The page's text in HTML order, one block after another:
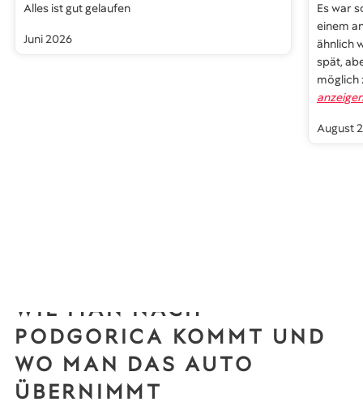
Alles ist gut gelaufen
Juni 2026
Es war
einem
ähnlich
spät,
möglich
anzeigen
August
WIE MAN NACH
PODGORICA KOMMT UND
WO MAN DAS AUTO
ÜBERNIMMT